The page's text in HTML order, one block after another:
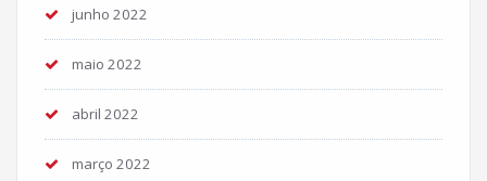
junho 2022
maio 2022
abril 2022
março 2022